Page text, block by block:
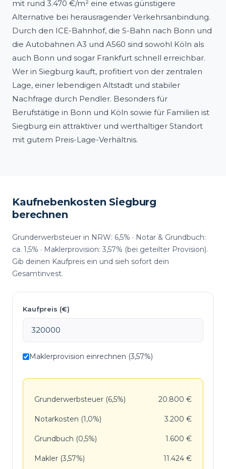
mit rund 3.470 €/m² eine etwas günstigere
Alternative bei herausragender Verkehrsanbindung.
Durch den ICE-Bahnhof, die S-Bahn nach Bonn und
die Autobahnen A3 und A560 sind sowohl Köln als
auch Bonn und sogar Frankfurt schnell erreichbar.
Wer in Siegburg kauft, profitiert von der zentralen
Lage, einer lebendigen Altstadt und stabiler
Nachfrage durch Pendler. Besonders für
Berufstätige in Bonn und Köln sowie für Familien ist
Siegburg ein attraktiver und werthaltiger Standort
mit gutem Preis-Lage-Verhältnis.
Kaufnebenkosten Siegburg
berechnen
Grunderwerbsteuer in NRW: 6,5% · Notar & Grundbuch:
ca. 1,5% · Maklerprovision: 3,57% (bei geteilter Provision).
Gib deinen Kaufpreis ein und sieh sofort dein
Gesamtinvest.
Kaufpreis (€)
Maklerprovision einrechnen (3,57%)
Grunderwerbsteuer (6,5%) 20.800 €
Notarkosten (1,0%) 3.200 €
Grundbuch (0,5%) 1.600 €
Makler (3,57%) 11.424 €